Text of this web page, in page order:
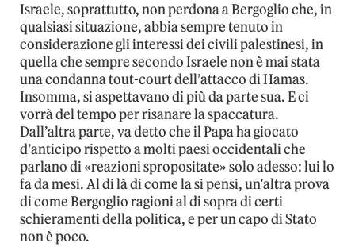
Israele, soprattutto, non perdona a Bergoglio che, in
qualsiasi situazione, abbia sempre tenuto in
considerazione gli interessi dei civili palestinesi, in
quella che sempre secondo Israele non è mai stata
una condanna tout-court dell’attacco di Hamas.
Insomma, si aspettavano di più da parte sua. E ci
vorrà del tempo per risanare la spaccatura.
Dall’altra parte, va detto che il Papa ha giocato
d’anticipo rispetto a molti paesi occidentali che
parlano di «reazioni spropositate» solo adesso: lui lo
fa da mesi. Al di là di come la si pensi, un’altra prova
di come Bergoglio ragioni al di sopra di certi
schieramenti della politica, e per un capo di Stato
non è poco.